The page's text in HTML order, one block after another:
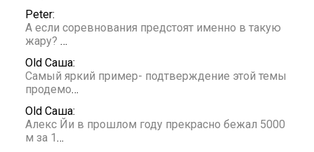
Peter:
А если соревнования предстоят именно в такую
жару? …
Old Саша:
Самый яркий пример- подтверждение этой темы
продемо…
Old Саша:
Алекс Йи в прошлом году прекрасно бежал 5000
м за 1…